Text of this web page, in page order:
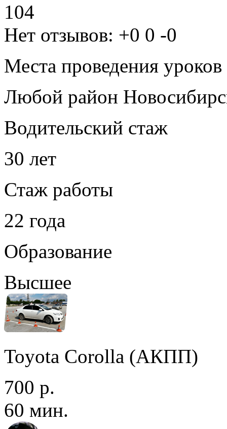
104
Нет отзывов: +0 0 -0
Места проведения уроков
Любой район
Водительский стаж
30 лет
Стаж работы
22 года
Образование
Высшее
Toyota Corolla (АКПП)
700 р.
60 мин.